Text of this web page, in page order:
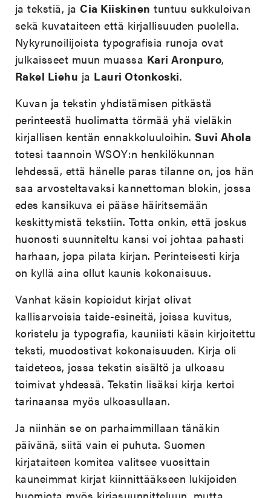
ja tekstiä, jaCia Kiiskinen tuntuu sukkuloivan
sekä kuvataiteen että kirjallisuuden puolella.
Nykyrunoilijoista typografisia runoja ovat
julkaisseet muun muassa Kari Aronpuro,
Rakel Liehu ja Lauri Otonkoski.
Kuvan ja tekstin yhdistämisen pitkästä
perinteestä huolimatta törmää yhä vieläkin
kirjallisen kentän ennakkoluuloihin.Suvi Ahola
totesi taannoin WSOY:n henkilökunnan
lehdessä, että hänelle paras tilanne on, jos hän
saa arvosteltavaksi kannettoman blokin, jossa
edes kansikuva ei pääse häiritsemään
keskittymistä tekstiin. Totta onkin, että joskus
huonosti suunniteltu kansi voi johtaa pahasti
harhaan, jopa pilata kirjan. Perinteisesti kirja
on kyllä aina ollut kaunis kokonaisuus.
Vanhat käsin kopioidut kirjat olivat
kallisarvoisia taide-esineitä, joissa kuvitus,
koristelu ja typografia, kauniisti käsin kirjoitettu
teksti, muodostivat kokonaisuuden. Kirja oli
taideteos, jossa tekstin sisältö ja ulkoasu
toimivat yhdessä. Tekstin lisäksi kirja kertoi
tarinaansa myös ulkoasullaan.
Ja niinhän se on parhaimmillaan tänäkin
päivänä, siitä vain ei puhuta. Suomen
kirjataiteen komitea valitsee vuosittain
kauneimmat kirjat kiinnittääkseen lukijoiden